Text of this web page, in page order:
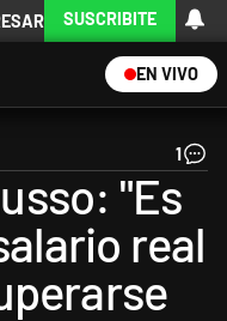
SUSCRIBITE
EN VIVO
1
"Es
real